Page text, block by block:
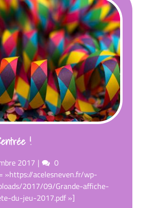
!
2017 commentaires
0
»https://acelesneven.fr/wp-
2017/09/Grande-affiche-
du-jeu-2017.pdf »]